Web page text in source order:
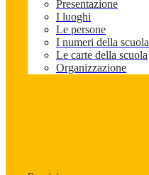
Presentazione
I luoghi
Le persone
I numeri della scuola
Le carte della scuola
Organizzazione